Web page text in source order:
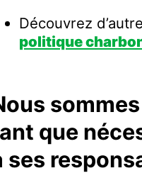
Découvrez
politique
que
ses